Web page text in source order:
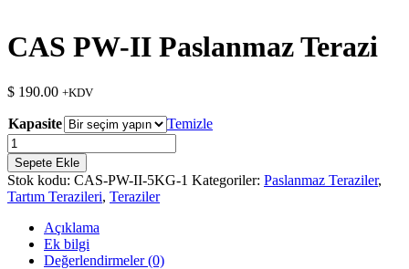
CAS PW-II Paslanmaz Terazi
$ 190.00 +KDV
Kapasite
Temizle
CAS
PW-
II
Paslanmaz
Terazi
adet
Sepete Ekle
Stok kodu: CAS-PW-II-5KG-1 Kategoriler: Paslanmaz Teraziler,
Tartım Terazileri, Teraziler
Açıklama
Ek bilgi
Değerlendirmeler (0)